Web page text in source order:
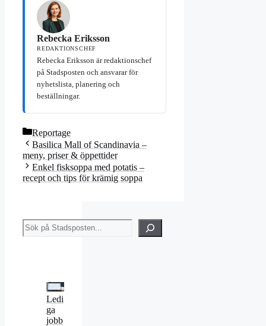
Rebecka Eriksson
REDAKTIONSCHEF
Rebecka Eriksson är redaktionschef
på Stadsposten och ansvarar för
nyhetslista, planering och
beställningar.
Kategorier
Reportage
Basilica Mall of Scandinavia –
meny, priser & öppettider
Enkel fisksoppa med potatis –
recept och tips för krämig soppa
Sök
Ledi
ga
jobb